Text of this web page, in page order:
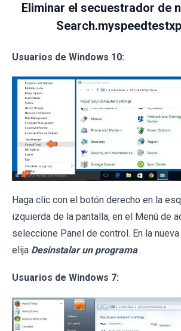
Eliminar el secuestrador de
Usuarios de Windows 10:
Haga clic con el botón derecho en la
izquierda de la pantalla, en el Menú de
seleccione Panel de control. En la nueva
elija Desinstalar un programa .
Usuarios de Windows 7: